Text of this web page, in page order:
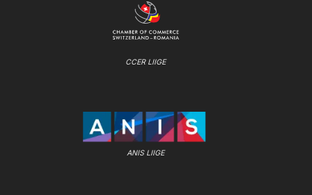
CCER LIIGE
ANIS LIIGE